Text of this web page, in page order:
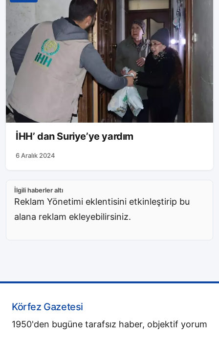
İHH’ dan Suriye’ye yardım
6 Aralık 2024
İlgili haberler altı
Reklam Yönetimi eklentisini etkinleştirip bu
alana reklam ekleyebilirsiniz.
Körfez Gazetesi
1950'den bugüne tarafsız haber, objektif yorum